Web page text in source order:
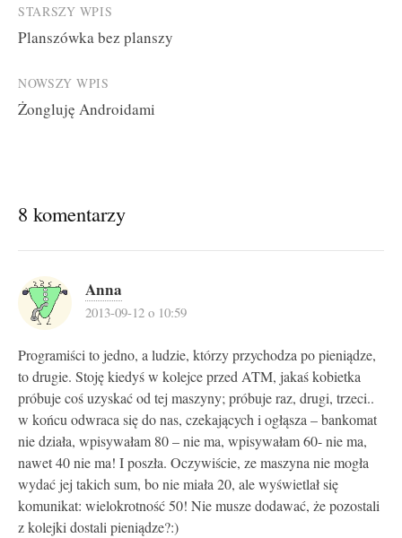
Post
navigation
STARSZY WPIS
Planszówka bez planszy
NOWSZY WPIS
Żongluję Androidami
8 komentarzy
Anna
2013-09-12 o 10:59
Programiści to jedno, a ludzie, którzy przychodza po pieniądze,
to drugie. Stoję kiedyś w kolejce przed ATM, jakaś kobietka
próbuje coś uzyskać od tej maszyny; próbuje raz, drugi, trzeci..
w końcu odwraca się do nas, czekających i ogłąsza – bankomat
nie działa, wpisywałam 80 – nie ma, wpisywałam 60- nie ma,
nawet 40 nie ma! I poszła. Oczywiście, ze maszyna nie mogła
wydać jej takich sum, bo nie miała 20, ale wyświetlał się
komunikat: wielokrotność 50! Nie musze dodawać, że pozostali
z kolejki dostali pieniądze?:)